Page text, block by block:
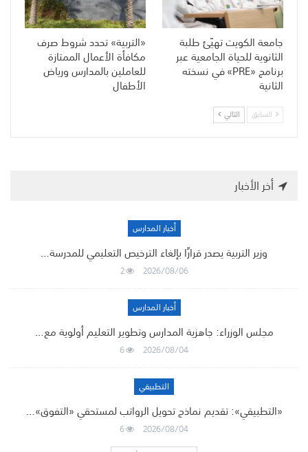
جامعة الكويت تهيّئ طلبة
الثانوية للحياة الجامعية عبر
برنامج «PRE» في نسخته
الثانية
«التربية» تحدد شروط صرف
مكافأة الأعمال الممتازة
للعاملين بالمدارس ورياض
الأطفال
السابق التالي
أخر الأخبار
أخبار المدارس
وزير التربية يصدر قرارًا بإلغاء الترخيص التعليمي للمدرسة…
2026/08/06
2
أخبار المدارس
مجلس الوزراء: جاهزية المدارس وتطوير التعليم أولوية مع…
2026/08/04
6
التطبيقي
«التطبيقي»: تقديم نماذج تحويل الرواتب لمستحقي «التفوق»…
2026/08/04
6